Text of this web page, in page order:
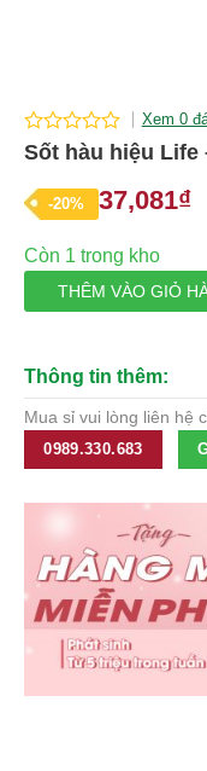
0
of
5
Xem 0
Sốt hàu hiệu Life
-20%
Giá
là:
46,801₫.
37,081₫
Còn 1 trong kho
THÊM VÀO GIỎ
Thông tin thêm:
Mua sỉ vui lòng liên hệ
0989.330.683